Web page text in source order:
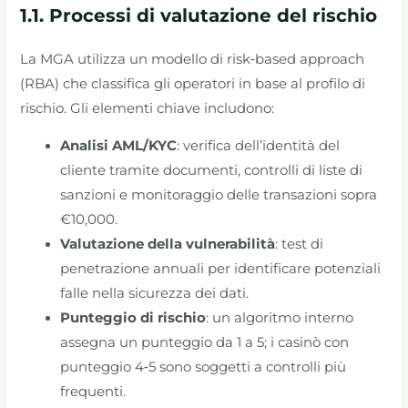
1.1. Processi di valutazione del rischio
La MGA utilizza un modello di risk‑based approach
(RBA) che classifica gli operatori in base al profilo di
rischio. Gli elementi chiave includono:
Analisi AML/KYC: verifica dell’identità del
cliente tramite documenti, controlli di liste di
sanzioni e monitoraggio delle transazioni sopra
€10,000.
Valutazione della vulnerabilità: test di
penetrazione annuali per identificare potenziali
falle nella sicurezza dei dati.
Punteggio di rischio: un algoritmo interno
assegna un punteggio da 1 a 5; i casinò con
punteggio 4‑5 sono soggetti a controlli più
frequenti.